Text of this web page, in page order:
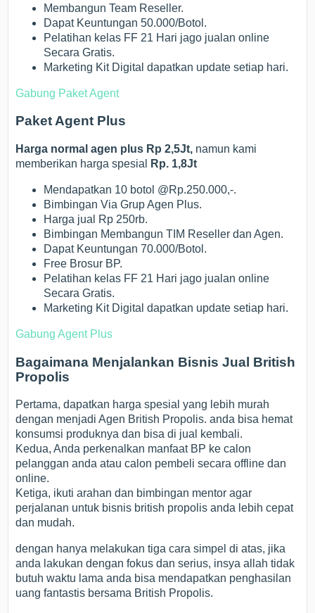
Membangun Team Reseller.
Dapat Keuntungan 50.000/Botol.
Pelatihan kelas FF 21 Hari jago jualan online
Secara Gratis.
Marketing Kit Digital dapatkan update setiap hari.
Gabung Paket Agent
Paket Agent Plus
Harga normal agen plus Rp 2,5Jt, namun kami
memberikan harga spesial
Rp. 1,8Jt
Mendapatkan 10 botol @Rp.250.000,-.
Bimbingan Via Grup Agen Plus.
Harga jual Rp 250rb.
Bimbingan Membangun TIM Reseller dan Agen.
Dapat Keuntungan 70.000/Botol.
Free Brosur BP.
Pelatihan kelas FF 21 Hari jago jualan online
Secara Gratis.
Marketing Kit Digital dapatkan update setiap hari.
Gabung Agent Plus
Bagaimana Menjalankan Bisnis Jual British
Propolis
Pertama, dapatkan harga spesial yang lebih murah
dengan menjadi Agen British Propolis. anda bisa hemat
konsumsi produknya dan bisa di jual kembali.
Kedua, Anda perkenalkan manfaat BP ke calon
pelanggan anda atau calon pembeli secara offline dan
online.
Ketiga, ikuti arahan dan bimbingan mentor agar
perjalanan untuk bisnis british propolis anda lebih cepat
dan mudah.
dengan hanya melakukan tiga cara simpel di atas, jika
anda lakukan dengan fokus dan serius, insya allah tidak
butuh waktu lama anda bisa mendapatkan penghasilan
uang fantastis bersama British Propolis.